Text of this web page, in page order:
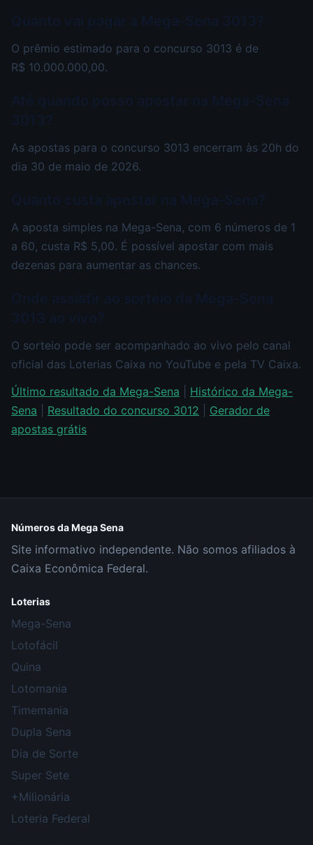
O prêmio estimado para o concurso 3013 é de
R$ 10.000.000,00.
As apostas para o concurso 3013 encerram às 20h do
dia 30 de maio de 2026.
A aposta simples na Mega-Sena, com 6 números de 1
a 60, custa R$ 5,00. É possível apostar com mais
dezenas para aumentar as chances.
O sorteio pode ser acompanhado ao vivo pelo canal
oficial das Loterias Caixa no YouTube e pela TV Caixa.
Último resultado da Mega-Sena
Histórico da Mega-
Sena
Resultado do concurso 3012
Gerador de
apostas grátis
Números da Mega Sena
Site informativo independente. Não somos afiliados à
Caixa Econômica Federal.
Loterias
Mega-Sena
Lotofácil
Quina
Lotomania
Timemania
Dupla Sena
Dia de Sorte
Super Sete
+Milionária
Loteria Federal